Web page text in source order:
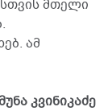
მთელი
ამ
კვინიკაძე